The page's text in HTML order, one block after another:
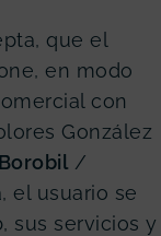
que el
en modo
con
González
/
el usuario se
sus servicios y